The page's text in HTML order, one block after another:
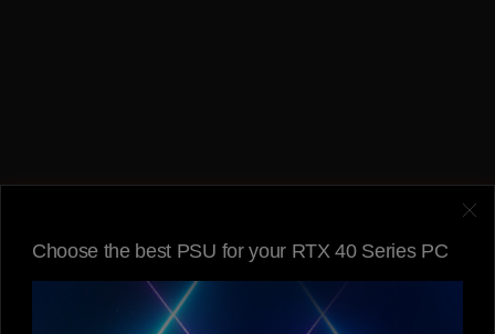
Choose the best PSU for your RTX 40 Series PC